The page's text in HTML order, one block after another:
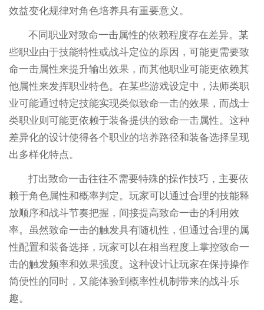
效益变化规律对角色培养具有重要意义。
不同职业对致命一击属性的依赖程度存在差异。某
些职业由于技能特性或战斗定位的原因，可能更需要致
命一击属性来提升输出效果，而其他职业可能更依赖其
他属性来发挥职业特色。在某些游戏设定中，法师类职
业可能通过特定技能实现类似致命一击的效果，而战士
类职业则可能更依赖于装备提供的致命一击属性。这种
差异化的设计使得各个职业的培养路径和装备选择呈现
出多样化特点。
打出致命一击往往不需要特殊的操作技巧，主要依
赖于角色属性和概率判定。玩家可以通过合理的技能释
放顺序和战斗节奏把握，间接提高致命一击的利用效
率。虽然致命一击的触发具有随机性，但通过合理的属
性配置和装备选择，玩家可以在相当程度上掌控致命一
击的触发频率和效果强度。这种设计让玩家在保持操作
简便性的同时，又能体验到概率性机制带来的战斗乐
趣。